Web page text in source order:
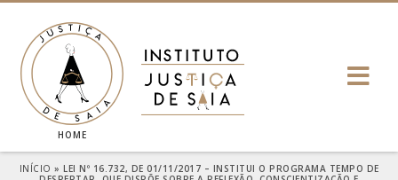
HOME
INÍCIO » LEI Nº 16.732, DE 01/11/2017 – INSTITUI O PROGRAMA TEMPO DE